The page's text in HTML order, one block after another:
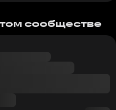
сообществе